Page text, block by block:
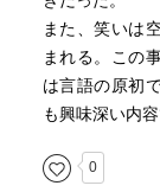
また、笑いは
まれる。この
は言語の原初
も興味深い内容
0